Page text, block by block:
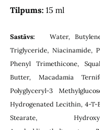
Tilpums: 15 ml
Sastāvs:
Water,
Triglyceride, Niacinamide,
Phenyl Trimethicone,
Butter, Macadamia
Polyglyceryl-3
Hydrogenated Lecithin, 4-T-
Stearate,